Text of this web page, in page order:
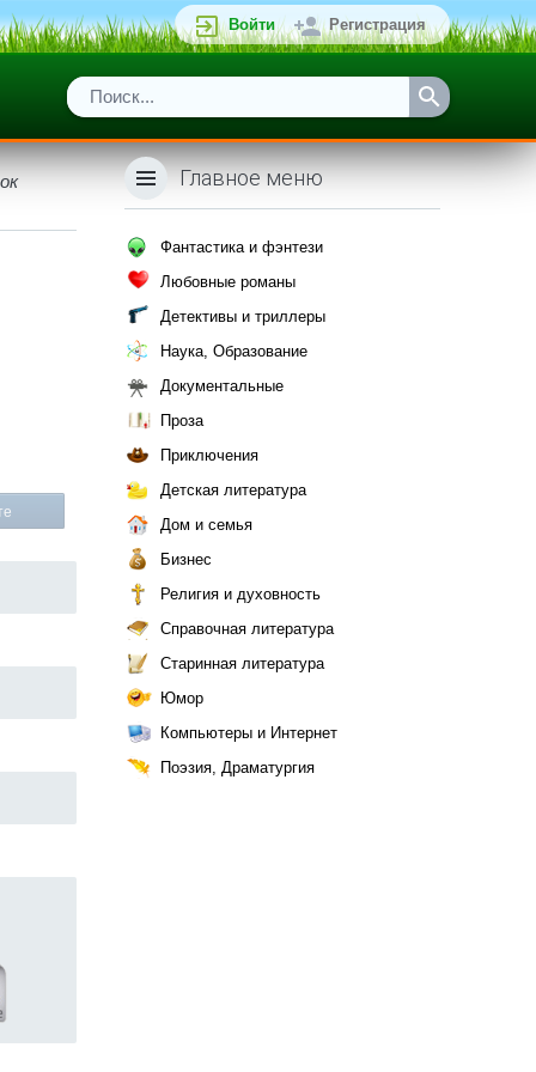
Войти Регистрация
Главное меню
Фантастика и фэнтези
Любовные романы
Детективы и триллеры
Наука, Образование
Документальные
Проза
Приключения
Детская литература
Дом и семья
Бизнес
Религия и духовность
Справочная литература
Старинная литература
Юмор
Компьютеры и Интернет
Поэзия, Драматургия